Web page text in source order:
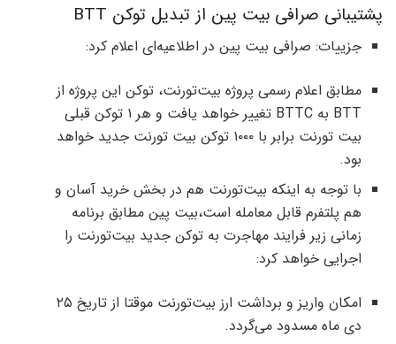
پشتیبانی صرافی بیت پین از تبدیل توکن BTT
جزییات: صرافی بیت پین در اطلاعیه‌ای اعلام کرد:
مطابق اعلام رسمی پروژه بیت‌تورنت، توکن این پروژه از
BTT به BTTC تغییر خواهد یافت و هر ۱ توکن قبلی
بیت تورنت برابر با ۱۰۰۰ توکن بیت تورنت جدید خواهد
بود.
با توجه به اینکه بیت‌تورنت هم در بخش خرید آسان و
هم پلتفرم قابل معامله است،بیت پین مطابق برنامه
زمانی زیر فرایند مهاجرت به توکن جدید بیت‌تورنت را
اجرایی خواهد کرد:
امکان واریز و برداشت ارز بیت‌تورنت موقتا از تاریخ ۲۵
دی ماه مسدود می‌گردد.